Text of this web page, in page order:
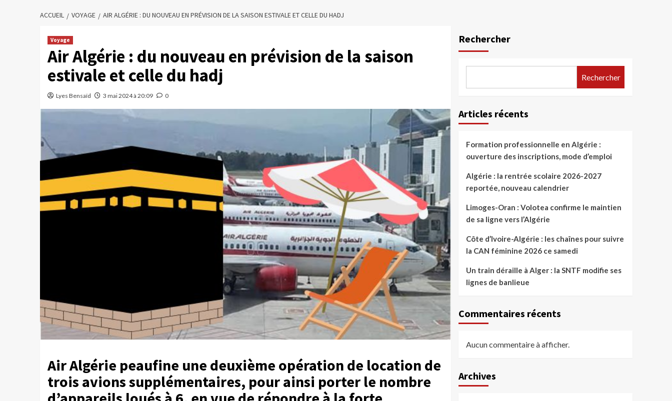
ACCUEIL VOYAGE AIR ALGÉRIE : DU NOUVEAU EN PRÉVISION DE LA SAISON ESTIVALE ET CELLE DU HADJ
Voyage
Air Algérie : du nouveau en prévision de la saison
estivale et celle du hadj
Lyes Bensaïd 3 mai 2024 à 20:09 0
Air Algérie peaufine une deuxième opération de location de
trois avions supplémentaires, pour ainsi porter le nombre
Rechercher
Rechercher
Articles récents
Formation professionnelle en Algérie :
ouverture des inscriptions, mode d’emploi
Algérie : la rentrée scolaire 2026-2027
reportée, nouveau calendrier
Limoges-Oran : Volotea confirme le maintien
de sa ligne vers l’Algérie
Côte d’Ivoire-Algérie : les chaînes pour suivre
la CAN féminine 2026 ce samedi
Un train déraille à Alger : la SNTF modifie ses
lignes de banlieue
Commentaires récents
Aucun commentaire à afficher.
Archives